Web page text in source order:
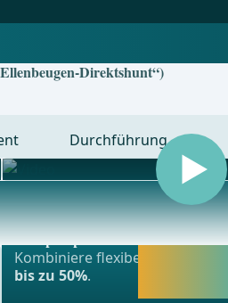
Direktshunt“)
Durchführung
Beliebtestes Angebot
webop - Sparflex
Kombiniere flexibel unsere
bis zu 50%.